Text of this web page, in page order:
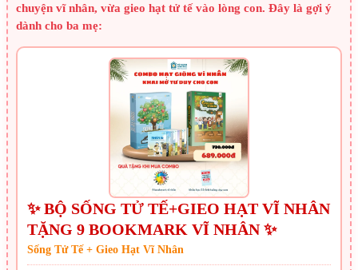
chuyện vĩ nhân, vừa gieo hạt tử tế vào lòng con. Đây là gợi ý
dành cho ba mẹ:
✨ BỘ SỐNG TỬ TẾ+GIEO HẠT VĨ NHÂN
TẶNG 9 BOOKMARK VĨ NHÂN ✨
Sống Tử Tế + Gieo Hạt Vĩ Nhân